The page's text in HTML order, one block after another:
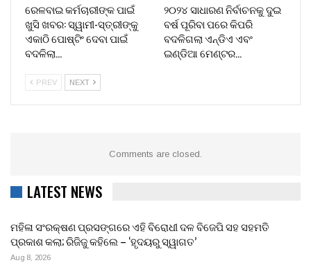
ରେଳବାଇ କର୍ମଚାରୀଙ୍କ ପାଇଁ
ଖୁସି ଖବର: ସ୍ୱାମୀ-ସ୍ତ୍ରୀଙ୍କୁ
ଏକାଠି ପୋଷ୍ଟିଂ ଦେବା ପାଇଁ
ବଦଳିଲା…
୨୦୨୪ ସାଧାରଣ ନିର୍ବାଚନକୁ ଦୁଇ
ବର୍ଷ ପୂରିବା ପରେ କିପରି
ବଦଳିଗଲା ଏନ୍‌ଡିଏ ଏବଂ
ଇଣ୍ଡିଆ ମେଣ୍ଟର…
PREV NEXT
Comments are closed.
LATEST NEWS
ମହିଳା ସଂରକ୍ଷଣ ପ୍ରସଙ୍ଗରେ ଏହି ବିରୋଧୀ ଦଳ ବିଜେପି ସହ ସହମତି
ପ୍ରକାଶ କଲା; ରିଜିଜୁ କହିଲେ – ‘ହୃଦୟରୁ ସ୍ୱାଗତ’
Aug 8, 2026